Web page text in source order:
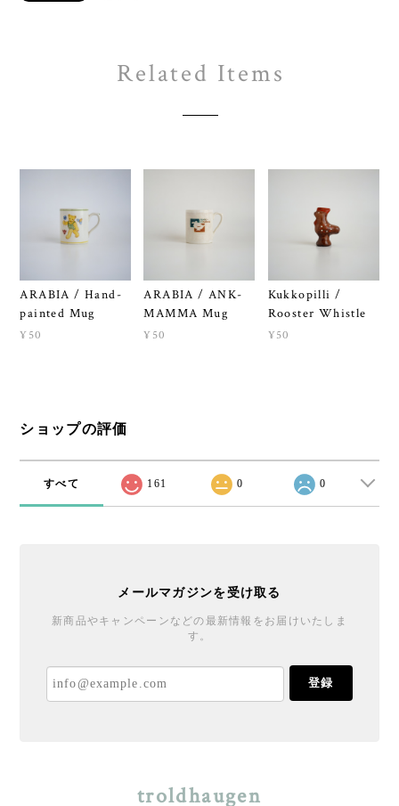
Related Items
ARABIA / Hand-
painted Mug
¥50
ARABIA / ANK-
MAMMA Mug
¥50
Kukkopilli /
Rooster Whistle
¥50
ショップの評価
すべて 161 0 0
メールマガジンを受け取る
新商品やキャンペーンなどの最新情報をお届けいたしま
す。
登録
troldhaugen